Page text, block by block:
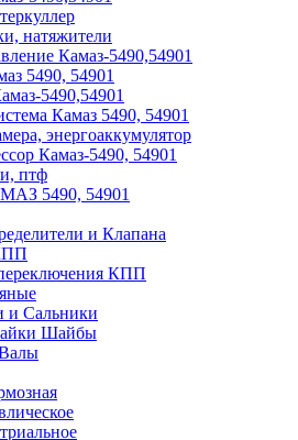
натяжители
Камаз-5490,54901
5490, 54901
5490,54901
Камаз 5490, 54901
энергоаккумулятор
Камаз-5490, 54901
птф
5490, 54901
и Клапана
КПП
Сальники
Шайбы